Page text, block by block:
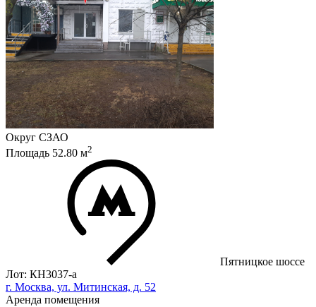
Округ СЗАО
Площадь 52.80 м2
Пятницкое шоссе
Лот: КН3037-a
г. Москва, ул. Митинская, д. 52
Аренда помещения